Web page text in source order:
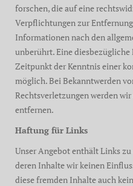
forschen, die auf eine
Verpflichtungen zur
Informationen nach den
unberührt. Eine
Zeitpunkt der Kenntnis einer
möglich. Bei Bekanntwerden
Rechtsverletzungen werden
entfernen.
Haftung für Links
Unser Angebot enthält Links
deren Inhalte wir keinen
diese fremden Inhalte auch